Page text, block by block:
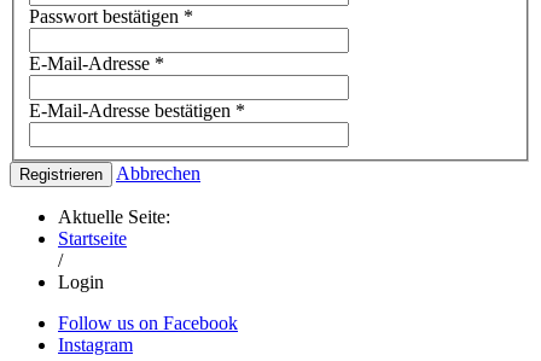
Passwort bestätigen *
E-Mail-Adresse *
E-Mail-Adresse bestätigen *
Registrieren Abbrechen
Aktuelle Seite:
Startseite
/
Login
Follow us on Facebook
Instagram